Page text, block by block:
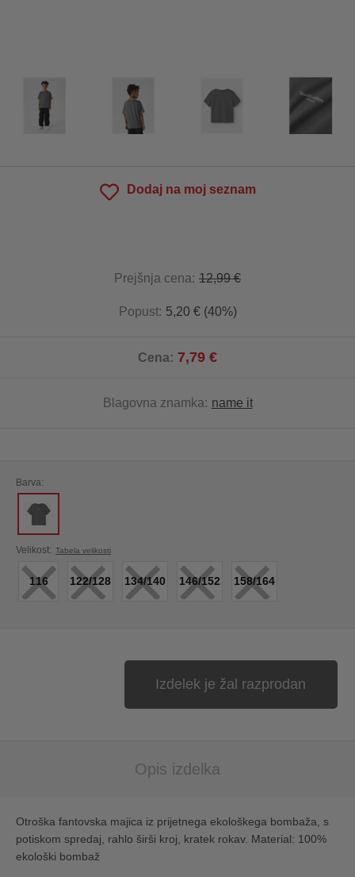
Dodaj na moj seznam
Prejšnja cena: 12,99 €
Popust: 5,20 € (40%)
Cena: 7,79 €
Blagovna znamka: name it
Barva:
Velikost: Tabela velikosti
116
× 122/128
× 134/140
× 146/152
× 158/164
×
Izdelek je žal razprodan
Opis izdelka
Otroška fantovska majica iz prijetnega ekološkega bombaža, s
potiskom spredaj, rahlo širši kroj, kratek rokav. Material: 100%
ekološki bombaž